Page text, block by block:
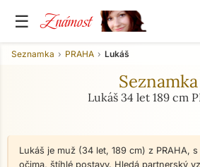
☰ Známost
Seznamka PRAHA Lukáš
Seznamka
Lukáš 34 let 189 cm
Lukáš je muž (34 let, 189 cm) z PRAHA,
očima, štíhlé postavy. Hledá partnerský